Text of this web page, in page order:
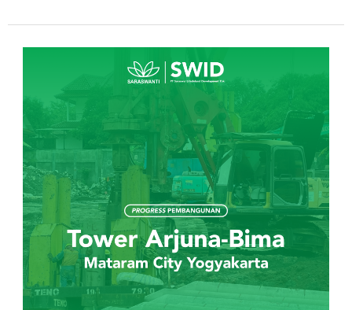
Pembangunan
Tower
Arjuna-
Bima
Februari
2023